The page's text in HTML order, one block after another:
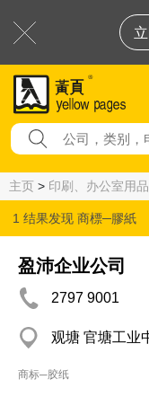
主页 > 印刷、办公室用品
1 结果发现 商標─膠紙
盈沛企业公司
2797 9001
观塘 官塘工业
商标─胶纸